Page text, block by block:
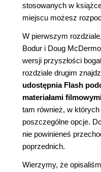
stosowanych w
miejscu możesz
W pierwszym
Bodur i Doug
wersji przyszłości
rozdziale drugim
udostępnia Flash
materiałami
tam również, w
poszczególne opcje.
nie powinieneś
poprzednich.
Wierzymy, że